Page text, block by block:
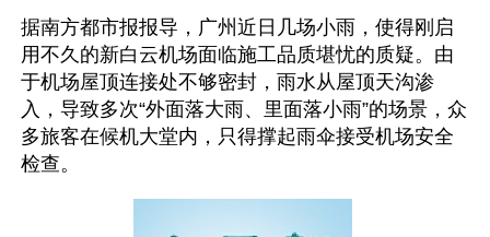
据南方都市报报导，广州近日几场小雨，使得刚启
用不久的新白云机场面临施工品质堪忧的质疑。由
于机场屋顶连接处不够密封，雨水从屋顶天沟渗
入，导致多次“外面落大雨、里面落小雨”的场景，众
多旅客在候机大堂内，只得撑起雨伞接受机场安全
检查。